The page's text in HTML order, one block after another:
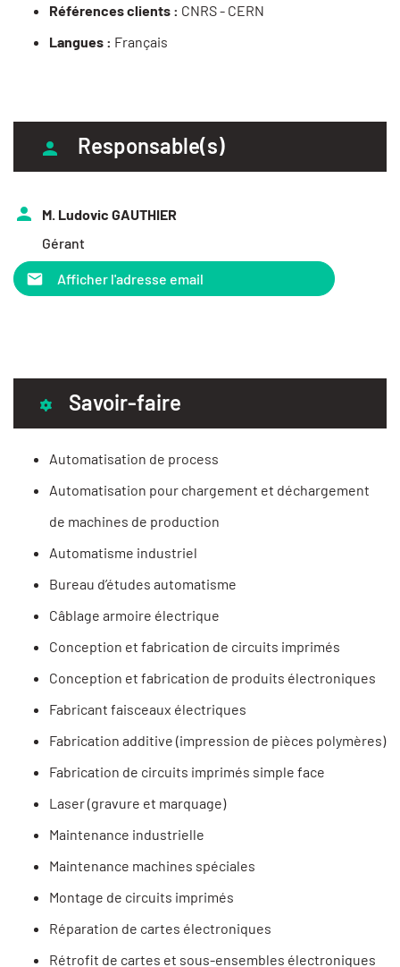
Références clients : CNRS - CERN
Langues : Français
Responsable(s)
M. Ludovic GAUTHIER
Gérant
Afficher l'adresse email
Savoir-faire
Automatisation de process
Automatisation pour chargement et déchargement
de machines de production
Automatisme industriel
Bureau d’études automatisme
Câblage armoire électrique
Conception et fabrication de circuits imprimés
Conception et fabrication de produits électroniques
Fabricant faisceaux électriques
Fabrication additive (impression de pièces polymères)
Fabrication de circuits imprimés simple face
Laser (gravure et marquage)
Maintenance industrielle
Maintenance machines spéciales
Montage de circuits imprimés
Réparation de cartes électroniques
Rétrofit de cartes et sous-ensembles électroniques